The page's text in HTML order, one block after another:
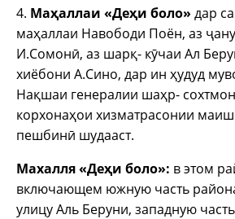
4. Маҳаллаи «Деҳи боло» дар
маҳаллаи Навободи Поён, аз
И.Сомонӣ, аз шарқ- кӯчаи Ал
хиёбони А.Сино, дар ин ҳудуд
Нақшаи генералии шаҳр-
корхонаҳои хизматрасонии
пешбинӣ шудааст.
Махалля «Деҳи боло»: в этом
включающем южную часть
улицу Аль Беруни, западную